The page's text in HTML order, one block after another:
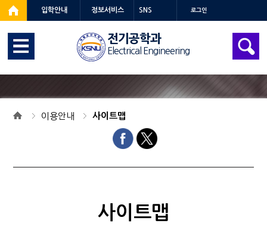
입학안내 정보서비스 SNS 로그인
전기공학과
Electrical Engineering
이용안내 사이트맵
사이트맵